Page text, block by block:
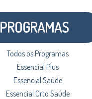
PROGRAMAS
Todos os Programas
Essencial Plus
Essencial Saúde
Essencial Orto Saúde